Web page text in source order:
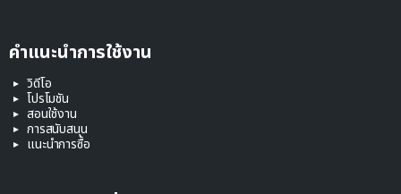
คำแนะนำการใช้งาน
วิดีโอ
โปรโมชัน
สอนใช้งาน
การสนับสนุน
แนะนำการซื้อ